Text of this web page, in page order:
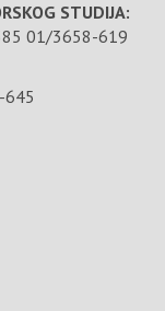
STUDIJA:
01/3658-619